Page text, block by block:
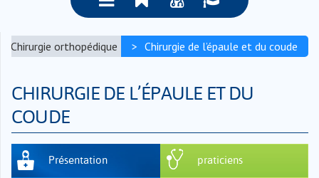
Chirurgie orthopédique Chirurgie de l’épaule et du coude
CHIRURGIE DE L’ÉPAULE ET DU
COUDE
Présentation praticiens